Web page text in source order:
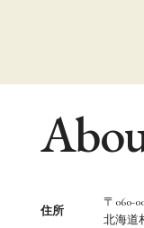
住所
〒060-
北海道